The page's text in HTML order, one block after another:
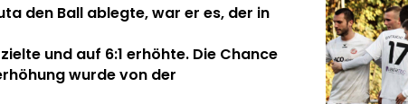
den Ball ablegte, war er es, der in
und auf 6:1 erhöhte. Die Chance
wurde von der